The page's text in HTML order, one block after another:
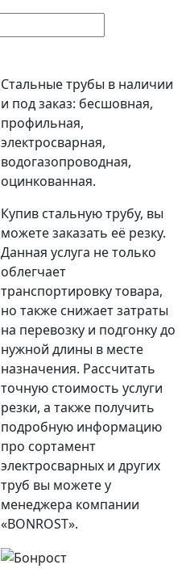
Стальные трубы в наличии
и под заказ: бесшовная,
профильная,
электросварная,
водогазопроводная,
оцинкованная.
Купив стальную трубу, вы
можете заказать её резку.
Данная услуга не только
облегчает
транспортировку товара,
но также снижает затраты
на перевозку и подгонку до
нужной длины в месте
назначения. Рассчитать
точную стоимость услуги
резки, а также получить
подробную информацию
про сортамент
электросварных и других
труб вы можете у
менеджера компании
«BONROST».